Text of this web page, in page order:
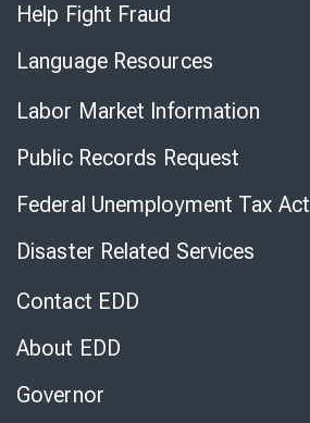
Help Fight Fraud
Language Resources
Labor Market Information
Public Records Request
Federal Unemployment Tax Act
Disaster Related Services
Contact EDD
About EDD
Governor